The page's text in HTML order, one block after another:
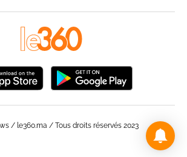
/ le360.ma / Tous droits réservés 2023